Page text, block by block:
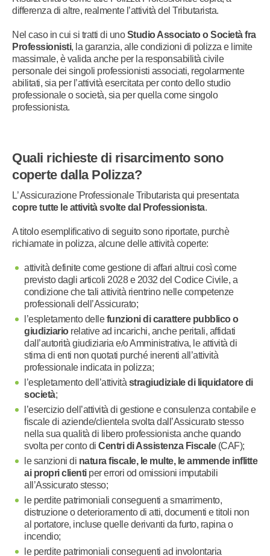
differenza di altre, realmente l’attività del Tributarista.
Nel caso in cui si tratti di unoStudio Associato o Società fra
Professionisti, la garanzia, alle condizioni di polizza e limite
massimale, è valida anche per la responsabilità civile
personale dei singoli professionisti associati, regolarmente
abilitati, sia per l’attività esercitata per conto dello studio
professionale o società, sia per quella come singolo
professionista.
Quali richieste di risarcimento sono
coperte dalla Polizza?
L’ Assicurazione Professionale Tributarista qui presentata
copre tutte le attività svolte dal Professionista.
A titolo esemplificativo di seguito sono riportate, purchè
richiamate in polizza, alcune delle attività coperte:
attività definite come gestione di affari altrui così come
previsto dagli articoli 2028 e 2032 del Codice Civile, a
condizione che tali attività rientrino nelle competenze
professionali dell’Assicurato;
l’espletamento dellefunzioni di carattere pubblico o
giudiziariorelative ad incarichi, anche peritali, affidati
dall’autorità giudiziaria e/o Amministrativa, le attività di
stima di enti non quotati purché inerenti all’attività
professionale indicata in polizza;
l’espletamento dell’attività stragiudiziale di liquidatore di
società;
l’esercizio dell’attività di gestione e consulenza contabile e
fiscale di aziende/clientela svolta dall’Assicurato stesso
nella sua qualità di libero professionista anche quando
svolta per conto di Centri di Assistenza Fiscale(CAF);
le sanzioni di natura fiscale, le multe, le ammende inflitte
ai propri clientiper errori od omissioni imputabili
all’Assicurato stesso;
le perdite patrimoniali conseguenti a smarrimento,
distruzione o deterioramento di atti, documenti e titoli non
al portatore, incluse quelle derivanti da furto, rapina o
incendio;
le perdite patrimoniali conseguenti ad involontaria